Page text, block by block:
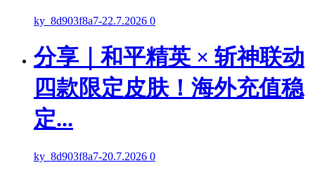
ky_8d903f8a7-22.7.2026 0
分享｜和平精英 × 斩神联动
四款限定皮肤！海外充值稳
定...
ky_8d903f8a7-20.7.2026 0